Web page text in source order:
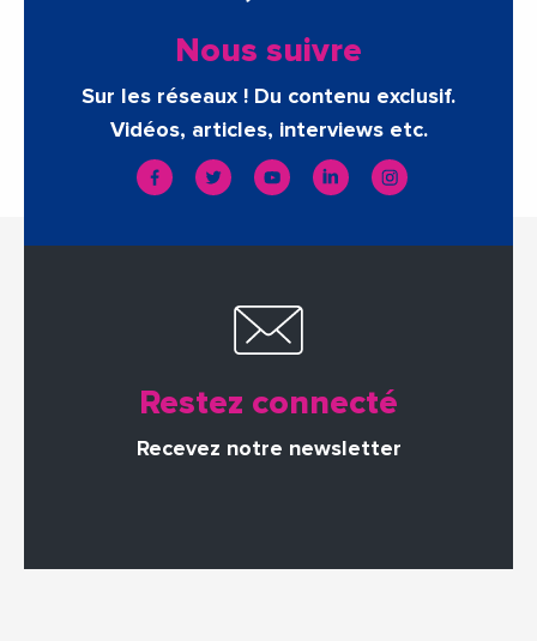
Nous suivre
Sur les réseaux ! Du contenu exclusif.
Vidéos, articles, interviews etc.
Restez connecté
Recevez notre newsletter